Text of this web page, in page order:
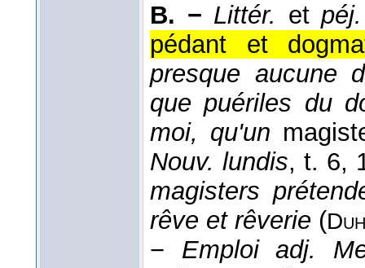
B. − Littér. et péj.
pédant et
presque aucune
que puériles du
moi, qu'un
Nouv. lundis, t. 6,
magisters
rêve et rêverie (
− Emploi adj.